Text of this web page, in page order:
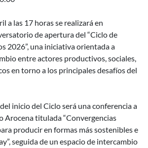
a las 17 horas se realizará en
de apertura del “Ciclo de
2026”, una iniciativa orientada a
entre actores productivos, sociales,
en torno a los principales desafíos del
inicio del Ciclo será una conferencia a
Arocena titulada “Convergencias
producir en formas más sostenibles e
seguida de un espacio de intercambio